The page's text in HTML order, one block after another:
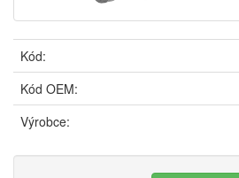
Kód:
Kód OEM:
Výrobce: